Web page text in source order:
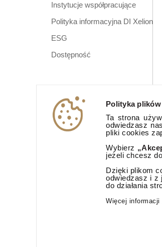
Polityka
Ta strona
odwiedzasz
pliki cookies
Wybierz
jeżeli chcesz
Dzięki plikom
odwiedzasz i z
do działania
Więcej
Instytucje współpracujące
Polityka informacyjna DI Xelion
ESG
Dostępność